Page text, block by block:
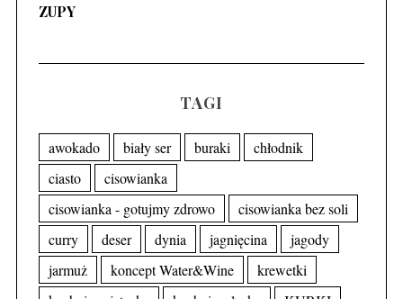
ZUPY
TAGI
awokado biały ser buraki
chłodnik
ciasto
cisowianka
cisowianka - gotujmy zdrowo
cisowianka bez soli
curry
deser dynia jagnięcina
jagody
jarmuż
koncept Water&Wine
krewetki